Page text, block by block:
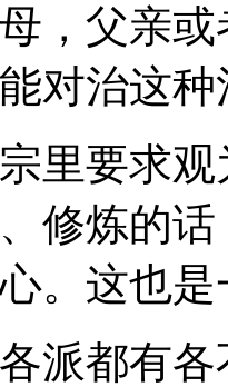
，父亲
对治这
要求观
修炼的
。这也
都有各